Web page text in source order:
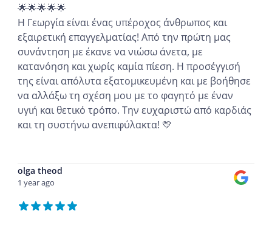
🌟🌟🌟🌟🌟
Η Γεωργία είναι ένας υπέροχος άνθρωπος και
εξαιρετική επαγγελματίας! Από την πρώτη μας
συνάντηση με έκανε να νιώσω άνετα, με
κατανόηση και χωρίς καμία πίεση. Η προσέγγισή
της είναι απόλυτα εξατομικευμένη και με βοήθησε
να αλλάξω τη σχέση μου με το φαγητό με έναν
υγιή και θετικό τρόπο. Την ευχαριστώ από καρδιάς
και τη συστήνω ανεπιφύλακτα! 💛
olga theod
1 year ago